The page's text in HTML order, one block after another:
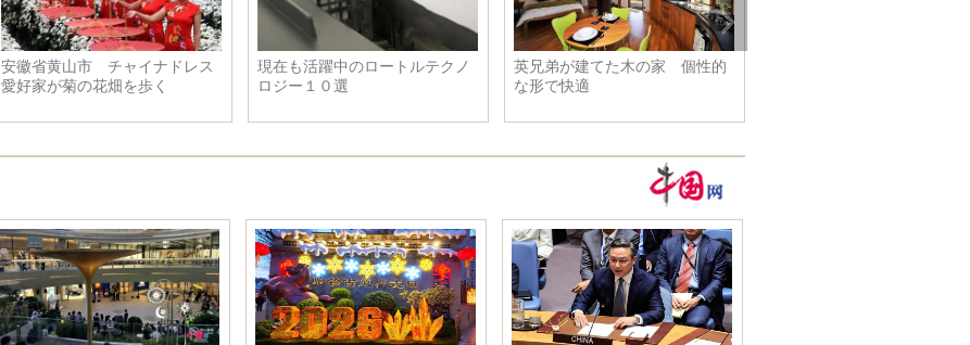
安徽省黄山市 チャイナドレス
愛好家が菊の花畑を歩く
現在も活躍中のロートルテクノ
ロジー１０選
英兄弟が建てた木の家 個性的
な形で快適